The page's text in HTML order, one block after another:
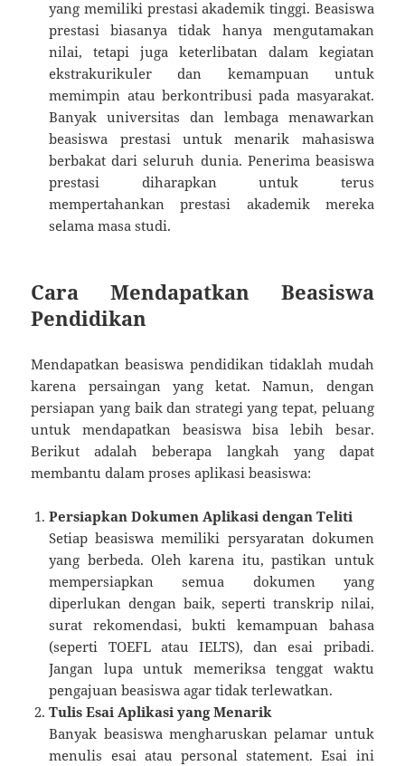
yang memiliki prestasi akademik tinggi. Beasiswa
prestasi biasanya tidak hanya mengutamakan
nilai, tetapi juga keterlibatan dalam kegiatan
ekstrakurikuler dan kemampuan untuk
memimpin atau berkontribusi pada masyarakat.
Banyak universitas dan lembaga menawarkan
beasiswa prestasi untuk menarik mahasiswa
berbakat dari seluruh dunia. Penerima beasiswa
prestasi diharapkan untuk terus
mempertahankan prestasi akademik mereka
selama masa studi.
Cara Mendapatkan Beasiswa
Pendidikan
Mendapatkan beasiswa pendidikan tidaklah mudah
karena persaingan yang ketat. Namun, dengan
persiapan yang baik dan strategi yang tepat, peluang
untuk mendapatkan beasiswa bisa lebih besar.
Berikut adalah beberapa langkah yang dapat
membantu dalam proses aplikasi beasiswa:
Persiapkan Dokumen Aplikasi dengan Teliti
Setiap beasiswa memiliki persyaratan dokumen
yang berbeda. Oleh karena itu, pastikan untuk
mempersiapkan semua dokumen yang
diperlukan dengan baik, seperti transkrip nilai,
surat rekomendasi, bukti kemampuan bahasa
(seperti TOEFL atau IELTS), dan esai pribadi.
Jangan lupa untuk memeriksa tenggat waktu
pengajuan beasiswa agar tidak terlewatkan.
Tulis Esai Aplikasi yang Menarik
Banyak beasiswa mengharuskan pelamar untuk
menulis esai atau personal statement. Esai ini